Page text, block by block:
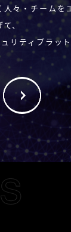
々・チームを
、
リティプラッ